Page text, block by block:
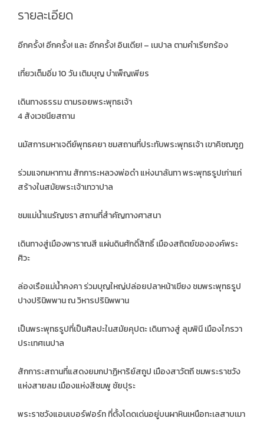
รายละเอียด
อีกครั้ง! อีกครั้ง! และ อีกครั้ง! อินเดีย! – เนปาล ตามคำเรียกร้อง
เที่ยวเต็มอิ่ม 10 วัน เติมบุญ บำเพ็ญเพียร
เดินทางธรรม ตามรอยพระพุทธเจ้า
4 สังเวชนียสถาน
นมัสการมหาเจดีย์พุทธคยา ชมสถานที่ประทับพระพุทธเจ้า เขาคิชฌกูฏ
ร่วมแจกมหาทาน สักการะหลวงพ่อดำ แห่งนาลันทา พระพุทธรูปเก่าแก่
สร้างในสมัยพระเจ้าเทวาปาล
ชมแม่น้ำเนรัญชรา สถานที่สำคัญทางศาสนา
เดินทางสู่เมืองพาราณสี แผ่นดินศักดิ์สิทธิ์ เมืองสถิตย์ขององค์พระ
ศิวะ
ล่องเรือแม่น้ำคงคา ร่วมบุญใหญ่ปล่อยปลาหน้าเขียง ชมพระพุทธรูป
ปางปรินิพพาน ณ วิหารปรินิพพาน
เป็นพระพุทธรูปที่เป็นศิลปะในสมัยคุปตะ เดินทางสู่ ลุมพินี เมืองไภรวา
ประเทศเนปาล
สักการะสถานที่แสดงยมกปาฏิหาริย์สถูป เมืองสาวัตถี ชมพระราชวัง
แห่งสายลม เมืองแห่งสีชมพู ชัยปุระ
พระราชวังแอมเบอร์ฟอร์ท ที่ตั้งโดดเด่นอยู่บนผาหินเหนือทะเลสาบเมา